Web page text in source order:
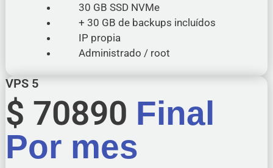
30 GB SSD NVMe
+ 30 GB de backups incluídos
IP propia
Administrado / root
VPS 5
$ 70890 Final
Por mes